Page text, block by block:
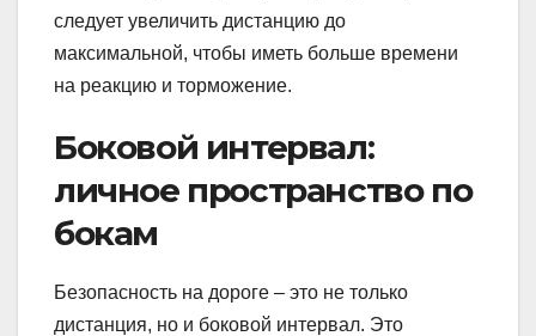
следует увеличить дистанцию до
максимальной, чтобы иметь больше времени
на реакцию и торможение.
Боковой интервал:
личное пространство по
бокам
Безопасность на дороге – это не только
дистанция, но и боковой интервал. Это